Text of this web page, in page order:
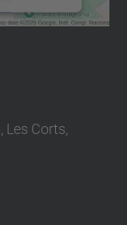
Les Corts,